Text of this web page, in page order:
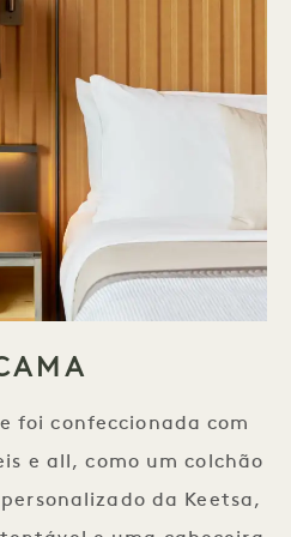
foi confeccionada com
e all, como um colchão
da Keetsa,